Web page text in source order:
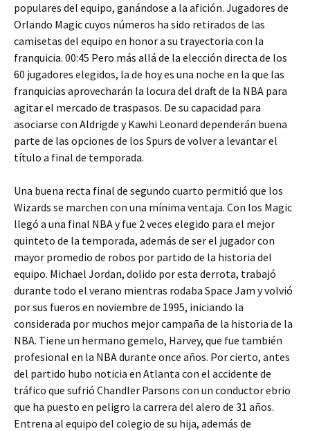
populares del equipo, ganándose a la afición. Jugadores de
Orlando Magic cuyos números ha sido retirados de las
camisetas del equipo en honor a su trayectoria con la
franquicia. 00:45 Pero más allá de la elección directa de los
60 jugadores elegidos, la de hoy es una noche en la que las
franquicias aprovecharán la locura del draft de la NBA para
agitar el mercado de traspasos. De su capacidad para
asociarse con Aldrigde y Kawhi Leonard dependerán buena
parte de las opciones de los Spurs de volver a levantar el
título a final de temporada.
Una buena recta final de segundo cuarto permitió que los
Wizards se marchen con una mínima ventaja. Con los Magic
llegó a una final NBA y fue 2 veces elegido para el mejor
quinteto de la temporada, además de ser el jugador con
mayor promedio de robos por partido de la historia del
equipo. Michael Jordan, dolido por esta derrota, trabajó
durante todo el verano mientras rodaba Space Jam y volvió
por sus fueros en noviembre de 1995, iniciando la
considerada por muchos mejor campaña de la historia de la
NBA. Tiene un hermano gemelo, Harvey, que fue también
profesional en la NBA durante once años. Por cierto, antes
del partido hubo noticia en Atlanta con el accidente de
tráfico que sufrió Chandler Parsons con un conductor ebrio
que ha puesto en peligro la carrera del alero de 31 años.
Entrena al equipo del colegio de su hija, además de